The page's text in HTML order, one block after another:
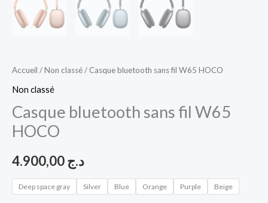
Accueil /Non classé/ Casque bluetooth sans fil W65 HOCO
Non classé
Casque bluetooth sans fil W65
HOCO
د.ج
Deep space gray Silver Blue Orange Purple Beige